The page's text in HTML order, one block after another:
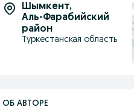
Шымкент,
Аль-Фарабийский
район
Туркестанская область
ОБ АВТОРЕ